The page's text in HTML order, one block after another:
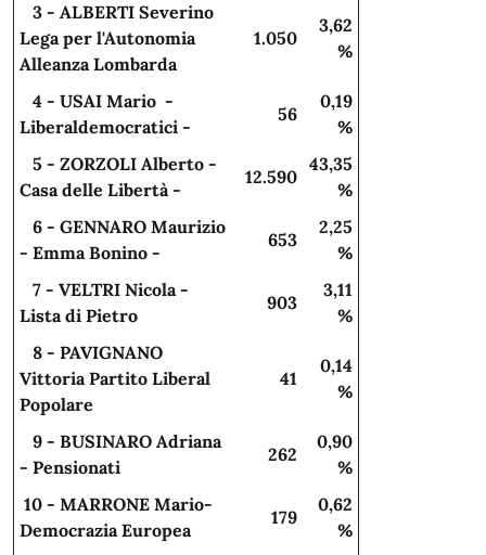
3 - ALBERTI Severino
Lega per l'Autonomia
Alleanza Lombarda
1.050
3,62
%
4 - USAI Mario -
Liberaldemocratici -
56
0,19
%
5 - ZORZOLI Alberto -
Casa delle Libertà -
12.590
43,35
%
6 - GENNARO Maurizio
- Emma Bonino -
653
2,25
%
7 - VELTRI Nicola -
Lista di Pietro
903
3,11
%
8 - PAVIGNANO
Vittoria Partito Liberal
Popolare
41
0,14
%
9 - BUSINARO Adriana
- Pensionati
262
0,90
%
10 - MARRONE Mario-
Democrazia Europea
179
0,62
%